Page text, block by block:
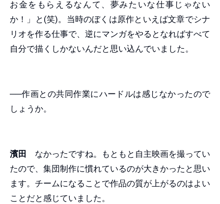
お金をもらえるなんて、夢みたいな仕事じゃない
か！」と(笑)。当時のぼくは原作といえば文章でシナ
リオを作る仕事で、逆にマンガをやるとなればすべて
自分で描くしかないんだと思い込んでいました。
──作画との共同作業にハードルは感じなかったので
しょうか。
濱田
なかったですね。もともと自主映画を撮ってい
たので、集団制作に慣れているのが大きかったと思い
ます。チームになることで作品の質が上がるのはよい
ことだと感じていました。